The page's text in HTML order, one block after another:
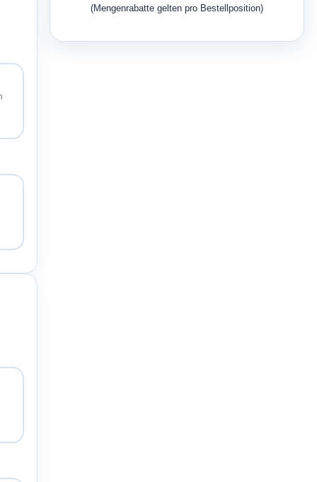
(Mengenrabatte gelten pro Bestellposition)